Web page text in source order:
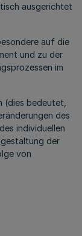
ausgerichtet
auf die
und zu der
im
(dies bedeutet,
des
individuellen
der
von